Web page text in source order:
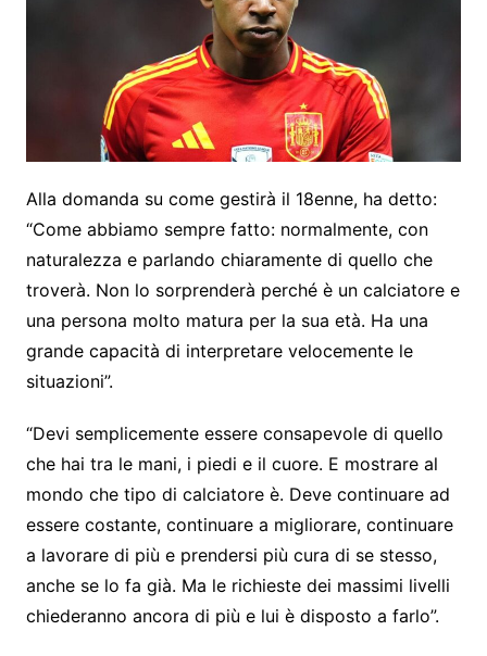
Alla domanda su come gestirà il 18enne, ha detto:
“Come abbiamo sempre fatto: normalmente, con
naturalezza e parlando chiaramente di quello che
troverà. Non lo sorprenderà perché è un calciatore e
una persona molto matura per la sua età. Ha una
grande capacità di interpretare velocemente le
situazioni”.
“Devi semplicemente essere consapevole di quello
che hai tra le mani, i piedi e il cuore. E mostrare al
mondo che tipo di calciatore è. Deve continuare ad
essere costante, continuare a migliorare, continuare
a lavorare di più e prendersi più cura di se stesso,
anche se lo fa già. Ma le richieste dei massimi livelli
chiederanno ancora di più e lui è disposto a farlo”.